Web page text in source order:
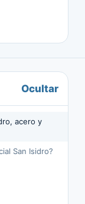
Ocultar
acero y
San Isidro?